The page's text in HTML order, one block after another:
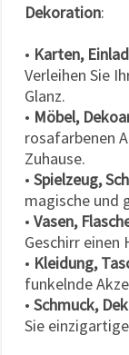
Dekoration:
• Karten,
Verleihen Sie
Glanz.
• Möbel,
rosafarbenen
Zuhause.
• Spielzeug,
magische und
• Vasen,
Geschirr einen
• Kleidung,
funkelnde
• Schmuck,
Sie